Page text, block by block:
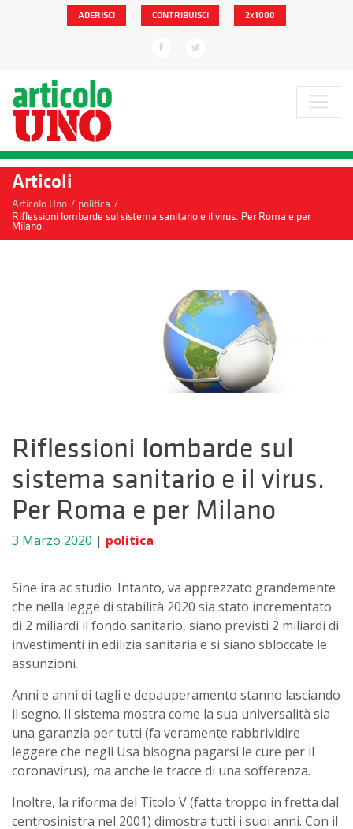
ADERISCI CONTRIBUISCI 2x1000
Articoli
Articolo Uno / politica /
Riflessioni lombarde sul sistema sanitario e il virus. Per Roma e per
Milano
Riflessioni lombarde sul
sistema sanitario e il virus.
Per Roma e per Milano
3 Marzo 2020 | politica
Sine ira ac studio. Intanto, va apprezzato grandemente
che nella legge di stabilità 2020 sia stato incrementato
di 2 miliardi il fondo sanitario, siano previsti 2 miliardi di
investimenti in edilizia sanitaria e si siano sbloccate le
assunzioni.
Anni e anni di tagli e depauperamento stanno lasciando
il segno. Il sistema mostra come la sua universalità sia
una garanzia per tutti (fa veramente rabbrividire
leggere che negli Usa bisogna pagarsi le cure per il
coronavirus), ma anche le tracce di una sofferenza.
Inoltre, la riforma del Titolo V (fatta troppo in fretta dal
centrosinistra nel 2001) dimostra tutti i suoi anni. Con il